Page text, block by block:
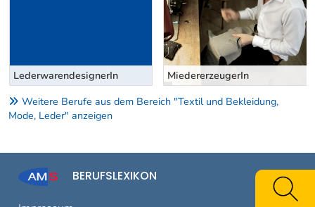
LederwarendesignerIn MiedererzeugerIn
Weitere Berufe aus dem Bereich "Textil und Bekleidung,
Mode, Leder" anzeigen
BERUFSLEXIKON